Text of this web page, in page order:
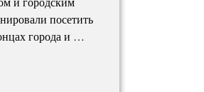
посетить
города и …